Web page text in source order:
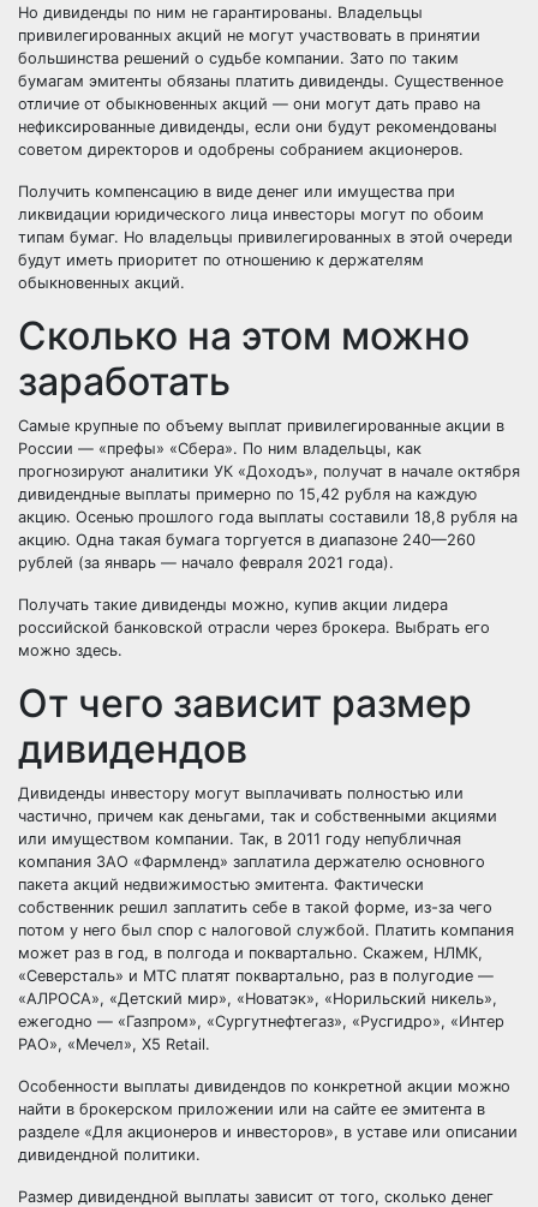
Но дивиденды по ним не гарантированы. Владельцы
привилегированных акций не могут участвовать в принятии
большинства решений о судьбе компании. Зато по таким
бумагам эмитенты обязаны платить дивиденды. Существенное
отличие от обыкновенных акций — они могут дать право на
нефиксированные дивиденды, если они будут рекомендованы
советом директоров и одобрены собранием акционеров.
Получить компенсацию в виде денег или имущества при
ликвидации юридического лица инвесторы могут по обоим
типам бумаг. Но владельцы привилегированных в этой очереди
будут иметь приоритет по отношению к держателям
обыкновенных акций.
Сколько на этом можно
заработать
Самые крупные по объему выплат привилегированные акции в
России — «префы» «Сбера». По ним владельцы, как
прогнозируют аналитики УК «Доходъ», получат в начале октября
дивидендные выплаты примерно по 15,42 рубля на каждую
акцию. Осенью прошлого года выплаты составили 18,8 рубля на
акцию. Одна такая бумага торгуется в диапазоне 240—260
рублей (за январь — начало февраля 2021 года).
Получать такие дивиденды можно, купив акции лидера
российской банковской отрасли через брокера. Выбрать его
можно здесь.
От чего зависит размер
дивидендов
Дивиденды инвестору могут выплачивать полностью или
частично, причем как деньгами, так и собственными акциями
или имуществом компании. Так, в 2011 году непубличная
компания ЗАО «Фармленд» заплатила держателю основного
пакета акций недвижимостью эмитента. Фактически
собственник решил заплатить себе в такой форме, из-за чего
потом у него был спор с налоговой службой. Платить компания
может раз в год, в полгода и поквартально. Скажем, НЛМК,
«Северсталь» и МТС платят поквартально, раз в полугодие —
«АЛРОСА», «Детский мир», «Новатэк», «Норильский никель»,
ежегодно — «Газпром», «Сургутнефтегаз», «Русгидро», «Интер
РАО», «Мечел», X5 Retail.
Особенности выплаты дивидендов по конкретной акции можно
найти в брокерском приложении или на сайте ее эмитента в
разделе «Для акционеров и инвесторов», в уставе или описании
дивидендной политики.
Размер дивидендной выплаты зависит от того, сколько денег